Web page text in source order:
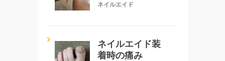
ネイルエイド
ネイルエイド装
着時の痛み